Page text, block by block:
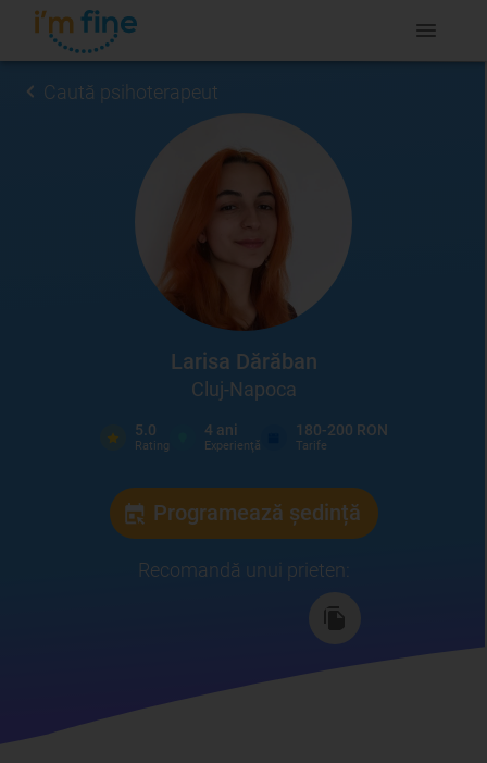
Caută psihoterapeut
Larisa Dărăban
Cluj-Napoca
5.0
Rating
4 ani
Experienţă
180-200 RON
Tarife
Programează ședință
Recomandă unui prieten: